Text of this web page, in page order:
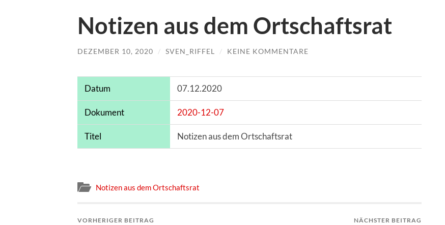
Notizen aus dem Ortschaftsrat
DEZEMBER 10, 2020 / SVEN_RIFFEL / KEINE KOMMENTARE
Datum 07.12.2020
Dokument 2020-12-07
Titel Notizen aus dem Ortschaftsrat
Notizen aus dem Ortschaftsrat
VORHERIGER BEITRAG NÄCHSTER BEITRAG